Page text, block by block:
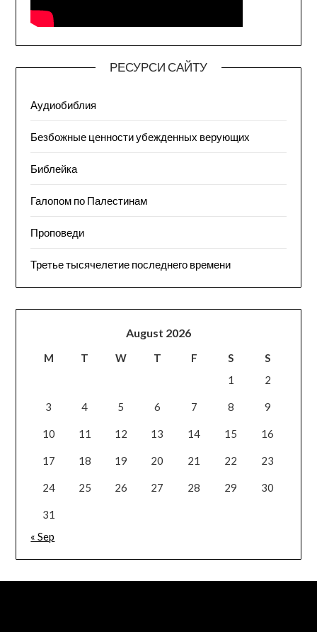
РЕСУРСИ САЙТУ
Аудиобиблия
Безбожные ценности убежденных верующих
Библейка
Галопом по Палестинам
Проповеди
Третье тысячелетие последнего времени
August 2026
M T W T F S
S
1
2
3 4 5 6 7 8 9
10 11 12 13 14 15 16
17 18 19 20 21 22 23
24 25 26 27 28 29 30
31
« Sep